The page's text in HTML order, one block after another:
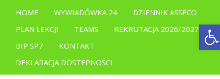
HOME WYWIADÓWKA 24
DZIENNIK ASSECO
PLAN LEKCJI
TEAMS
REKRUTACJA 2026/2027
BIP SP7
KONTAKT
DEKLARACJA DOSTEPNOŚCI